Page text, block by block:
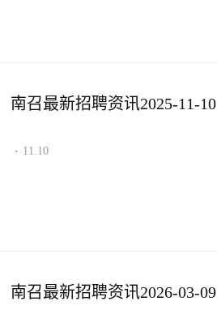
南召最新招聘资讯2025-11-10
· 11.10
南召最新招聘资讯2026-03-09